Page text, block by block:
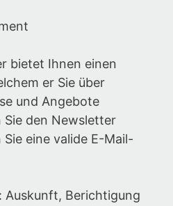
bietet Ihnen einen
er Sie über
und Angebote
den Newsletter
eine valide E-Mail-
Auskunft, Berichtigung